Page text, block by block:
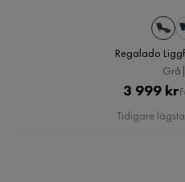
Regalado
3 999 kr
Tidigare